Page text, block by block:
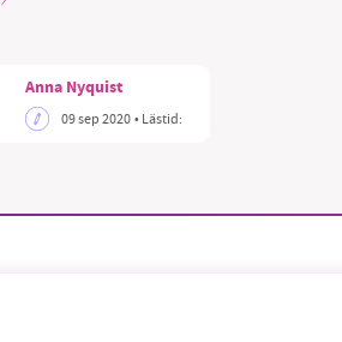
Anna Nyquist
09 sep 2020• Lästid: